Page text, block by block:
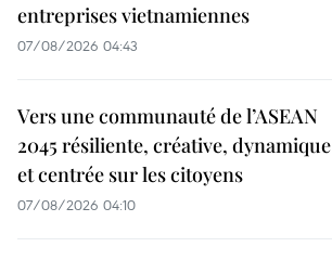
entreprises vietnamiennes
07/08/2026 04:43
Vers une communauté de l’ASEAN
2045 résiliente, créative, dynamique
et centrée sur les citoyens
07/08/2026 04:10